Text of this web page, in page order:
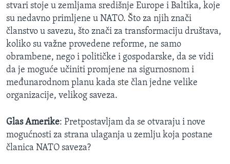
stvari stoje u zemljama središnje Europe i Baltika, koje
su nedavno primljene u NATO. Što za njih znači
članstvo u savezu, što znači za transformaciju društava,
koliko su važne provedene reforme, ne samo
obrambene, nego i političke i gospodarske, da se vidi
da je moguće učiniti promjene na sigurnosnom i
međunarodnom planu kada ste član jedne velike
organizacije, velikog saveza.
Glas Amerike: Pretpostavljam da se otvaraju i nove
mogućnosti za strana ulaganja u zemlju koja postane
članica NATO saveza?